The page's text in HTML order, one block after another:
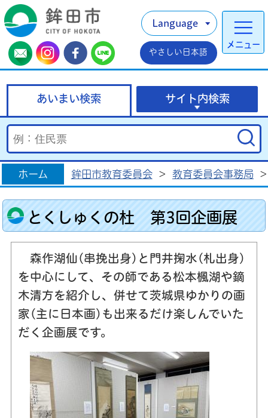
メニュー
Language
やさしい日本語
あいまい検索 サイト内検索
ホーム 鉾田市教育委員会 > 教育委員会事務局 >
とくしゅくの杜 第3回企画展
森作湖仙(串挽出身)と門井掬水(札出身)
を中心にして、その師である松本楓湖や鏑
木清方を紹介し、併せて茨城県ゆかりの画
家(主に日本画)も出来るだけ楽しんでいた
だく企画展です。